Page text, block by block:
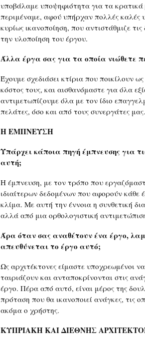
υποβάλαμε υποψηφιότητα για τα κρατικά
περιμέναμε, αφού υπήρχαν πολλές καλές
κυρίως ικανοποίηση, που αντιστάθμιζε
την υλοποίηση του έργου.
Άλλα έργα σας για τα οποία νιώθετε
Έχουμε σχεδιάσει κτίρια που ποικίλουν
κόστος τους, και αισθανόμαστε για όλα
αντιμετωπίζουμε όλα με τον ίδιο
πελάτες, όσο και από τους συνεργάτες μας.
Η ΕΜΠΝΕΥΣΗ
Υπάρχει κάποια πηγή έμπνευσης για
αυτή;
Η έμπνευση, με τον τρόπο που
ιδιαίτερων δεδομένων που αφορούν κάθε
κλίμα. Με αυτή την έννοια η συνθετική
αλλά από μια ορθολογιστική
Άρα όταν σας αναθέτουν ένα έργο,
απευθύνεται το έργο αυτό;
Ως αρχιτέκτονες είμαστε υποχρεωμένοι
ταιριάζουν και ανταποκρίνονται στις
έργο. Πέρα από αυτό, είναι μέρος της
πρόταση που θα ικανοποιεί ανάγκες, τις
ακόμα ο χρήστης.
ΚΥΠΡΙΑΚΗ ΚΑΙ ΔΙΕΘΝΗΣ